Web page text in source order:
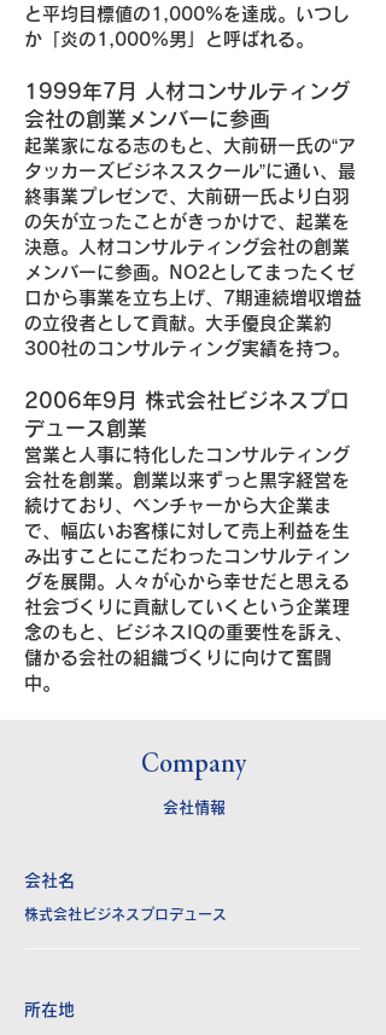
と平均目標値の1,000%を達成。いつし
か「炎の1,000%男」と呼ばれる。
1999年7月 人材コンサルティング
会社の創業メンバーに参画
起業家になる志のもと、大前研一氏の“ア
タッカーズビジネススクール”に通い、最
終事業プレゼンで、大前研一氏より白羽
の矢が立ったことがきっかけで、起業を
決意。人材コンサルティング会社の創業
メンバーに参画。NO2としてまったくゼ
ロから事業を立ち上げ、7期連続増収増益
の立役者として貢献。大手優良企業約
300社のコンサルティング実績を持つ。
2006年9月 株式会社ビジネスプロ
デュース創業
営業と人事に特化したコンサルティング
会社を創業。創業以来ずっと黒字経営を
続けており、ベンチャーから大企業ま
で、幅広いお客様に対して売上利益を生
み出すことにこだわったコンサルティン
グを展開。人々が心から幸せだと思える
社会づくりに貢献していくという企業理
念のもと、ビジネスIQの重要性を訴え、
儲かる会社の組織づくりに向けて奮闘
中。
Company
会社情報
会社名
株式会社ビジネスプロデュース
所在地